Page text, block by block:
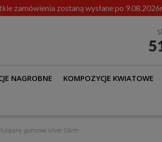
zamówienia zostaną wysłane po
NAGROBNE KOMPOZYCJE KWIATOWE
tulipany gumowe silver 33cm